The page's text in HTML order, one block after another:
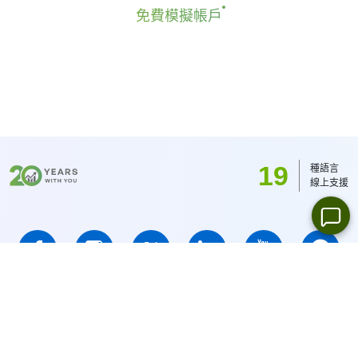
國股票最低手續費為8HKD, 日本股票 -100JPY, 加
股票CFD的股息日期(Stock CFDs
免費模擬帳戶
19
種語言
線上支援